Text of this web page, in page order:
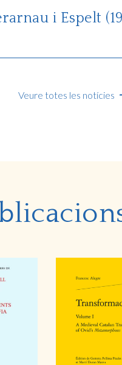
i Espelt
Veure totes les notícies